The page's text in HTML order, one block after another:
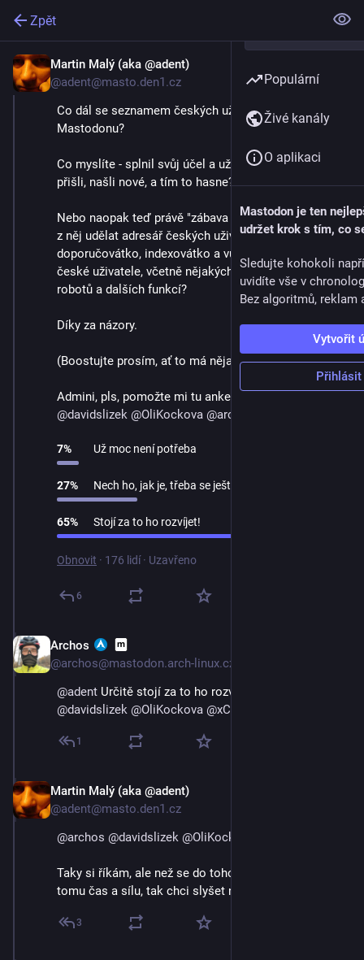
Zpět
Martin Malý (aka @adent)
@adent@masto.den1.cz
Co dál se seznamem českých uživatelů na
Mastodonu?
Co myslíte - splnil svůj účel a už není potřeba? Lidi
přišli, našli nové, a tím to hasne?
Nebo naopak teď právě "zábava začíná" a bylo by fajn
z něj udělat adresář českých uživatelů,
doporučovátko, indexovátko a vůbec styčný bod pro
české uživatele, včetně nějakých plánovačů srazů,
robotů a dalších funkcí?
Díky za názory.
(Boostujte prosím, ať to má nějakou relevanci)
@davidslizek @OliKockova @archos
7% Už moc není potřeba
27% Nech ho, jak je, třeba se ještě někomu hodí
65% Stojí za to ho rozvíjet!
Obnovit · 176 lidí· Uzavřeno
6
Archos
@archos@mastodon.arch-linux.cz
@adent Určitě stojí za to ho rozvíjet. 👍
@davidslizek @OliKockova @xChaos
1
Martin Malý (aka @adent)
@adent@masto.den1.cz
@archos @davidslizek @OliKockova
Taky si říkám, ale než se do toho pustím a věnuju
tomu čas a sílu, tak chci slyšet názory jiných.
3
Populární
Živé kanály
O aplikaci
Mastodon je ten
udržet krok s tím, co
Sledujte kohokoli
uvidíte vše v
Bez algoritmů, reklam
Vytvořit
Přihlásit